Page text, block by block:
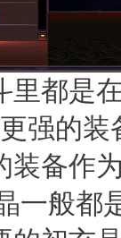
都是在
强的
备作
一般都